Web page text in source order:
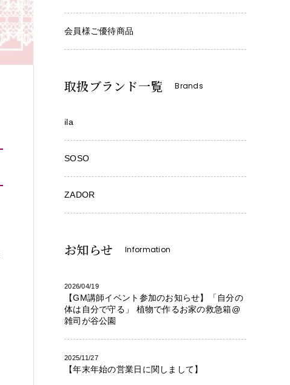
会員様ご優待商品
取扱ブランド一覧 Brands
ila
SOSO
ZADOR
お知らせ Information
2026/04/19
【GM講師イベント参加のお知らせ】「自分の
体は自分で守る」 植物で作るお家の救急箱@
雑司が谷公園
2025/11/27
【年末年始の営業日に関しまして】